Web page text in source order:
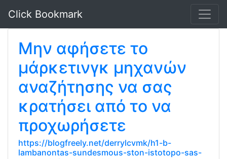
Click Bookmark
Μην αφήσετε το
μάρκετινγκ μηχανών
αναζήτησης να σας
κρατήσει από το να
προχωρήσετε
https://blogfreely.net/derrylcvmk/h1-b-
lambanontas-sundesmous-ston-istotopo-sas-